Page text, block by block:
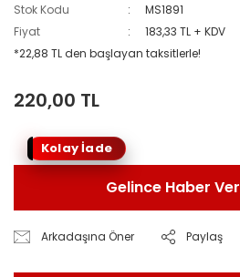
Stok Kodu
MS1891
Fiyat
183,33 TL + KDV
*22,88 TL den başlayan taksitlerle!
220,00 TL
Kolay İade
Gelince Haber Ver
Arkadaşına Öner Paylaş